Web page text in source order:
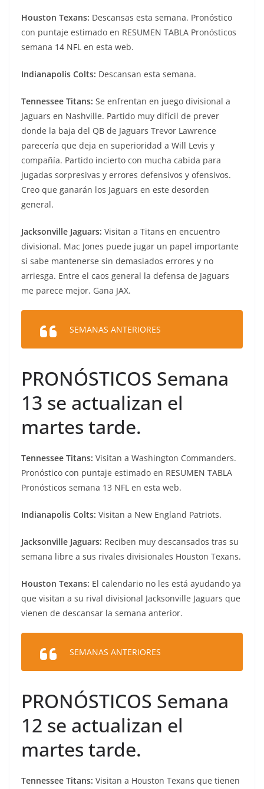
Houston Texans: Descansas esta semana. Pronóstico
con puntaje estimado en RESUMEN TABLA Pronósticos
semana 14 NFL en esta web.
Indianapolis Colts: Descansan esta semana.
Tennessee Titans: Se enfrentan en juego divisional a
Jaguars en Nashville. Partido muy difícil de prever
donde la baja del QB de Jaguars Trevor Lawrence
parecería que deja en superioridad a Will Levis y
compañía. Partido incierto con mucha cabida para
jugadas sorpresivas y errores defensivos y ofensivos.
Creo que ganarán los Jaguars en este desorden
general.
Jacksonville Jaguars: Visitan a Titans en encuentro
divisional. Mac Jones puede jugar un papel importante
si sabe mantenerse sin demasiados errores y no
arriesga. Entre el caos general la defensa de Jaguars
me parece mejor. Gana JAX.
SEMANAS ANTERIORES
PRONÓSTICOS Semana
13 se actualizan el
martes tarde.
Tennessee Titans: Visitan a Washington Commanders.
Pronóstico con puntaje estimado en RESUMEN TABLA
Pronósticos semana 13 NFL en esta web.
Indianapolis Colts: Visitan a New England Patriots.
Jacksonville Jaguars: Reciben muy descansados tras su
semana libre a sus rivales divisionales Houston Texans.
Houston Texans: El calendario no les está ayudando ya
que visitan a su rival divisional Jacksonville Jaguars que
vienen de descansar la semana anterior.
SEMANAS ANTERIORES
PRONÓSTICOS Semana
12 se actualizan el
martes tarde.
Tennessee Titans: Visitan a Houston Texans que tienen